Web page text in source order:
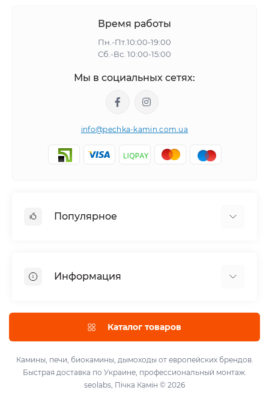
Время работы
Пн.-Пт.10:00-19:00
Сб.-Вс. 10:00-15:00
Мы в социальных сетях:
info@pechka-kamin.com.ua
Популярное
Дымоходы
Биокамины
Информация
О нас
Доставка и оплата
Договор оферты
Каталог товаров
Камины, печи, биокамины, дымоходы от европейских брендов.
Быстрая доставка по Украине, профессиональный монтаж.
seolabs, Пічка Камін © 2026